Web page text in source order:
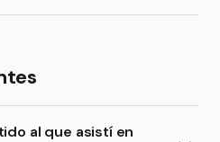
al que asistí en